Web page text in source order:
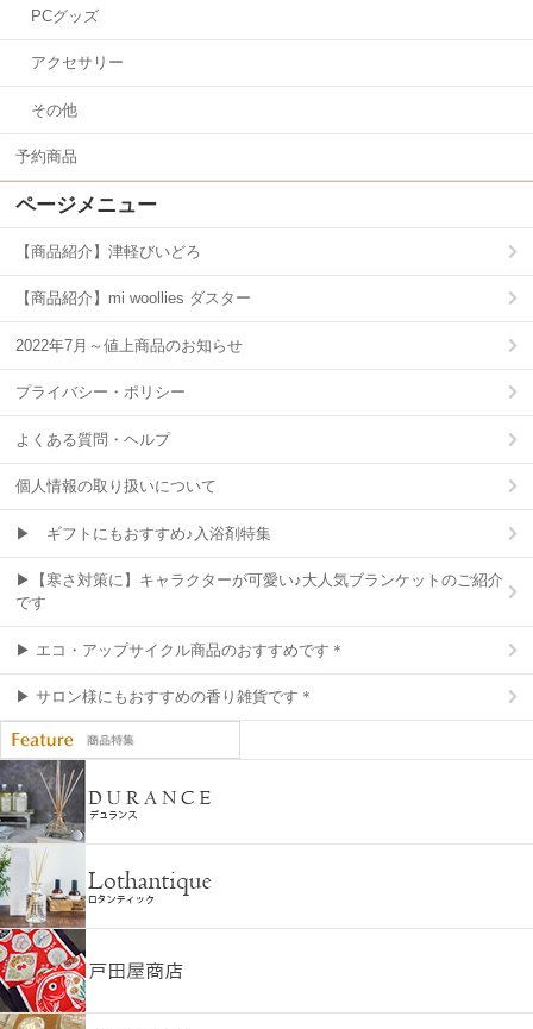
PCグッズ
アクセサリー
その他
予約商品
ページメニュー
【商品紹介】津軽びいどろ
【商品紹介】mi woollies ダスター
2022年7月～値上商品のお知らせ
プライバシー・ポリシー
よくある質問・ヘルプ
個人情報の取り扱いについて
▶ ギフトにもおすすめ♪入浴剤特集
▶【寒さ対策に】キャラクターが可愛い♪大人気ブランケットのご紹介
です
▶ エコ・アップサイクル商品のおすすめです＊
▶ サロン様にもおすすめの香り雑貨です＊